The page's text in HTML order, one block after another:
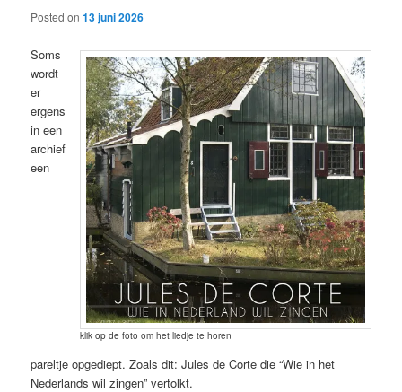
Posted on13 juni 2026
klik op de foto om het liedje te horen
Soms
wordt
er
ergens
in een
archief
een
pareltje opgediept. Zoals dit: Jules de Corte die “Wie in het
Nederlands wil zingen” vertolkt.